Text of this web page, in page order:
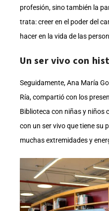
profesión, sino también la
trata: creer en el poder del
hacer en la vida de las
Un ser vivo con
Seguidamente, Ana María
Ría, compartió con los
Biblioteca con niñas y
con un ser vivo que tiene su
muchas extremidades y